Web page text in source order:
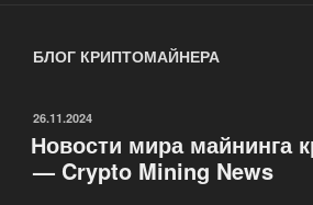
БЛОГ КРИПТОМАЙНЕРА
ОПУБЛИКОВАНО
26.11.2024
Новости мира майнинга
— Crypto Mining News